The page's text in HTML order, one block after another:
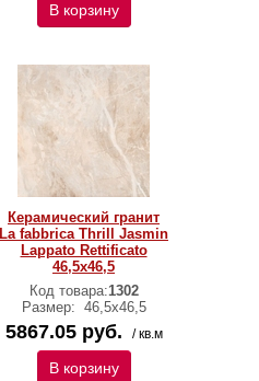
В корзину
Керамический гранит
La fabbrica Thrill Jasmin
Lappato Rettificato
46,5х46,5
Код товара:1302
Размер: 46,5х46,5
5867.05 руб. / кв.м
В корзину